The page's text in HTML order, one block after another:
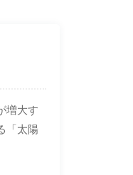
増大す
「太陽